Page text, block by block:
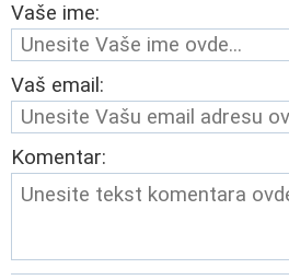
Vaše ime:
Vaš email:
Komentar: